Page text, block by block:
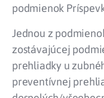
podmienok
Jednou z
zostávajúcej
prehliadky u
preventívnej